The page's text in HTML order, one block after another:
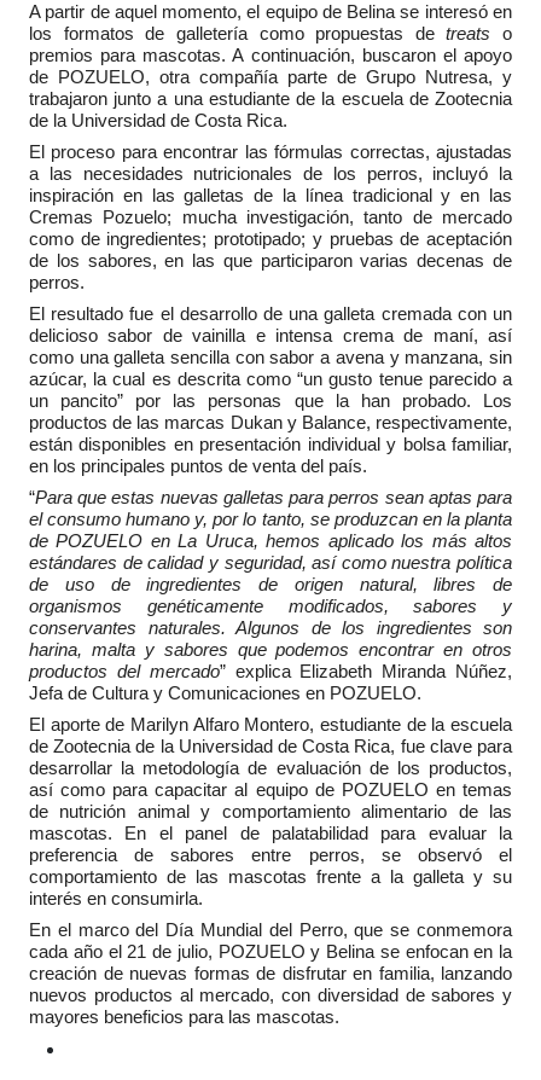
A partir de aquel momento, el equipo de Belina se interesó en
los formatos de galletería como propuestas de treats o
premios para mascotas. A continuación, buscaron el apoyo
de POZUELO, otra compañía parte de Grupo Nutresa, y
trabajaron junto a una estudiante de la escuela de Zootecnia
de la Universidad de Costa Rica.
El proceso para encontrar las fórmulas correctas, ajustadas
a las necesidades nutricionales de los perros, incluyó la
inspiración en las galletas de la línea tradicional y en las
Cremas Pozuelo; mucha investigación, tanto de mercado
como de ingredientes; prototipado; y pruebas de aceptación
de los sabores, en las que participaron varias decenas de
perros.
El resultado fue el desarrollo de una galleta cremada con un
delicioso sabor de vainilla e intensa crema de maní, así
como una galleta sencilla con sabor a avena y manzana, sin
azúcar, la cual es descrita como “un gusto tenue parecido a
un pancito” por las personas que la han probado. Los
productos de las marcas Dukan y Balance, respectivamente,
están disponibles en presentación individual y bolsa familiar,
en los principales puntos de venta del país.
“Para que estas nuevas galletas para perros sean aptas para
el consumo humano y, por lo tanto, se produzcan en la planta
de POZUELO en La Uruca, hemos aplicado los más altos
estándares de calidad y seguridad, así como nuestra política
de uso de ingredientes de origen natural, libres de
organismos genéticamente modificados, sabores y
conservantes naturales. Algunos de los ingredientes son
harina, malta y sabores que podemos encontrar en otros
productos del mercado” explica Elizabeth Miranda Núñez,
Jefa de Cultura y Comunicaciones en POZUELO.
El aporte de Marilyn Alfaro Montero, estudiante de la escuela
de Zootecnia de la Universidad de Costa Rica, fue clave para
desarrollar la metodología de evaluación de los productos,
así como para capacitar al equipo de POZUELO en temas
de nutrición animal y comportamiento alimentario de las
mascotas. En el panel de palatabilidad para evaluar la
preferencia de sabores entre perros, se observó el
comportamiento de las mascotas frente a la galleta y su
interés en consumirla.
En el marco del Día Mundial del Perro, que se conmemora
cada año el 21 de julio, POZUELO y Belina se enfocan en la
creación de nuevas formas de disfrutar en familia, lanzando
nuevos productos al mercado, con diversidad de sabores y
mayores beneficios para las mascotas.